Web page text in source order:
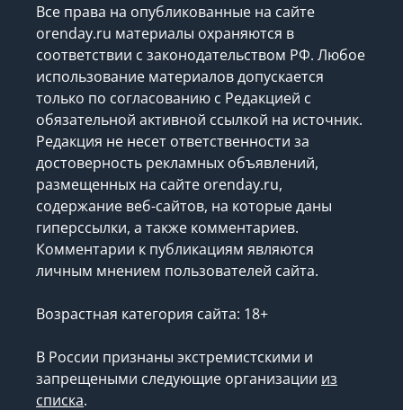
Все права на опубликованные на сайте
orenday.ru материалы охраняются в
соответствии с законодательством РФ. Любое
использование материалов допускается
только по согласованию с Редакцией с
обязательной активной ссылкой на источник.
Редакция не несет ответственности за
достоверность рекламных объявлений,
размещенных на сайте orenday.ru,
содержание веб-сайтов, на которые даны
гиперссылки, а также комментариев.
Комментарии к публикациям являются
личным мнением пользователей сайта.
Возрастная категория сайта: 18+
В России признаны экстремистскими и
запрещеными следующие организации из
списка.